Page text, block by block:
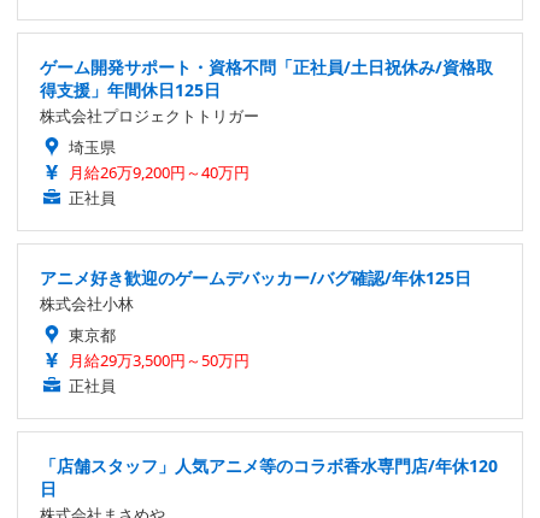
ゲーム開発サポート・資格不問「正社員/土日祝休み/資格取
得支援」年間休日125日
株式会社プロジェクトトリガー
埼玉県
月給26万9,200円～40万円
正社員
アニメ好き歓迎のゲームデバッカー/バグ確認/年休125日
株式会社小林
東京都
月給29万3,500円～50万円
正社員
「店舗スタッフ」人気アニメ等のコラボ香水専門店/年休120
日